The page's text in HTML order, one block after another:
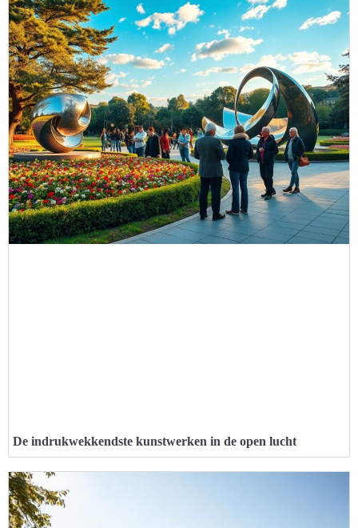
De indrukwekkendste kunstwerken in de open lucht